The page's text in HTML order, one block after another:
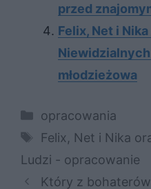
przed
Felix, Net i
młodzieżowa
Kategorie
opracowania
Tagi
Felix, Net i Nika
Ludzi - opracowanie
Który z